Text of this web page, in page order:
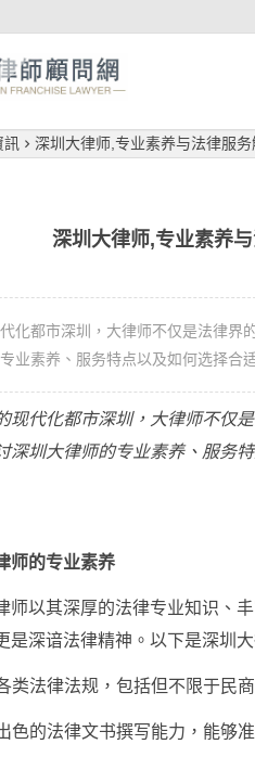
深圳大律师,专业素养与法律服
深圳大律师,专业素养
化都市深圳，大律师不仅是法律界
业素养、服务特点以及如何选择合
现代化都市深圳，大律师不仅
深圳大律师的专业素养、服务
师的专业素养
师以其深厚的法律专业知识、
是深谙法律精神。以下是深圳
类法律法规，包括但不限于民
色的法律文书撰写能力，能够